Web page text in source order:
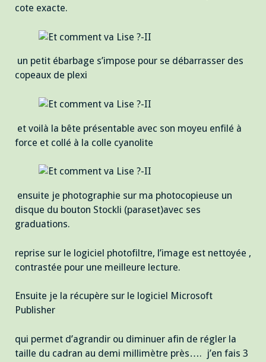
cote exacte.
un petit ébarbage s’impose pour se débarrasser des
copeaux de plexi
et voilà la bête présentable avec son moyeu enfilé à
force et collé à la colle cyanolite
ensuite je photographie sur ma photocopieuse un
disque du bouton Stockli (paraset)avec ses
graduations.
reprise sur le logiciel photofiltre, l’image est nettoyée ,
contrastée pour une meilleure lecture.
Ensuite je la récupère sur le logiciel Microsoft
Publisher
qui permet d’agrandir ou diminuer afin de régler la
taille du cadran au demi millimètre près…. j’en fais 3